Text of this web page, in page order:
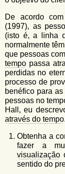
De acordo
(1997), as
(isto é, a linha
normalmente
que pessoas com
tempo passa
perdidas no
processo de
benéfico para
pessoas no
Hall, eu
através do tempo.
Obtenha a
fazer a
visualização
sentido do